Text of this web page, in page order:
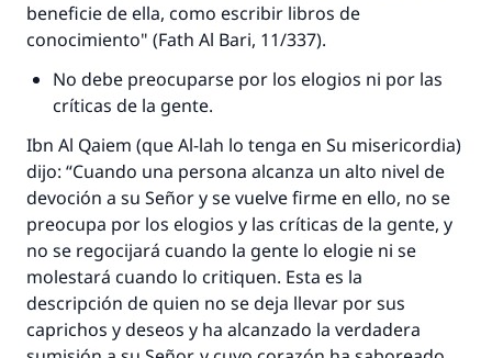
beneficie de ella, como escribir libros de
conocimiento" (Fath Al Bari, 11/337).
No debe preocuparse por los elogios ni por las
críticas de la gente.
Ibn Al Qaiem (que Al-lah lo tenga en Su misericordia)
dijo: “Cuando una persona alcanza un alto nivel de
devoción a su Señor y se vuelve firme en ello, no se
preocupa por los elogios y las críticas de la gente, y
no se regocijará cuando la gente lo elogie ni se
molestará cuando lo critiquen. Esta es la
descripción de quien no se deja llevar por sus
caprichos y deseos y ha alcanzado la verdadera